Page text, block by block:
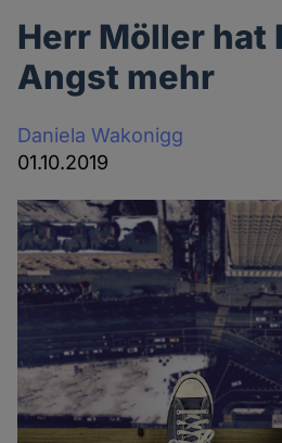
Herr Möller hat
Angst mehr
Daniela Wakonigg
01.10.2019